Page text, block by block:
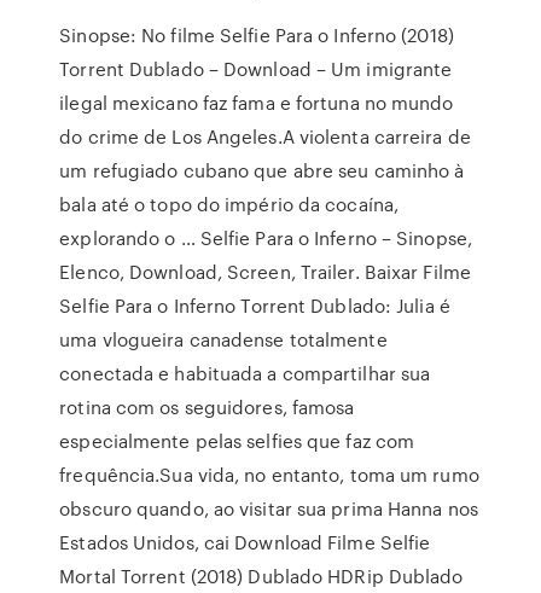
Sinopse: No filme Selfie Para o Inferno (2018)
Torrent Dublado – Download – Um imigrante
ilegal mexicano faz fama e fortuna no mundo
do crime de Los Angeles.A violenta carreira de
um refugiado cubano que abre seu caminho à
bala até o topo do império da cocaína,
explorando o … Selfie Para o Inferno – Sinopse,
Elenco, Download, Screen, Trailer. Baixar Filme
Selfie Para o Inferno Torrent Dublado: Julia é
uma vlogueira canadense totalmente
conectada e habituada a compartilhar sua
rotina com os seguidores, famosa
especialmente pelas selfies que faz com
frequência.Sua vida, no entanto, toma um rumo
obscuro quando, ao visitar sua prima Hanna nos
Estados Unidos, cai Download Filme Selfie
Mortal Torrent (2018) Dublado HDRip Dublado